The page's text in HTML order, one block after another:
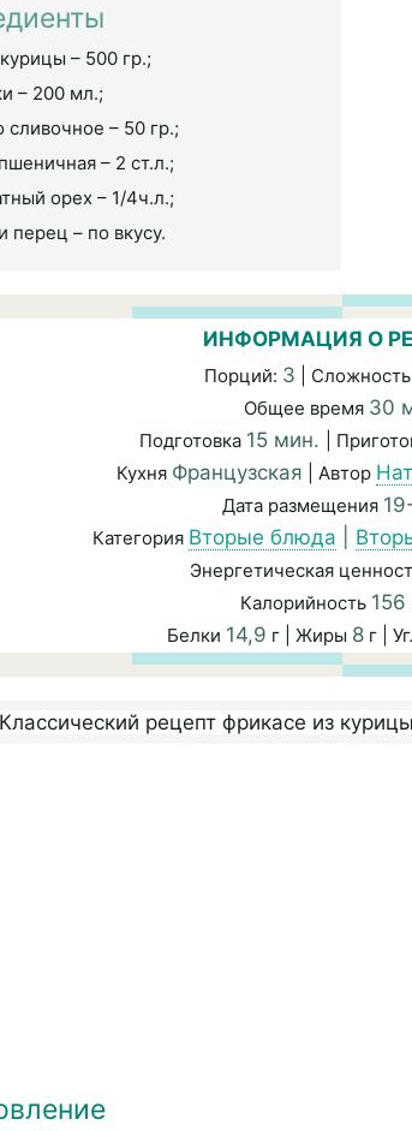
– 500 гр.;
– 200 мл.;
сливочное – 50 гр.;
– 2 ст.л.;
орех – 1/4ч.л.;
перец – по вкусу.
ИНФОРМАЦИЯ О
Порций: 3 | Сложность
Общее время 30
Подготовка 15 мин. |
Кухня Французская | Автор
Дата размещения
Категория Вторые блюда
Энергетическая
Калорийность 156
Белки 14,9 г | Жиры 8г |